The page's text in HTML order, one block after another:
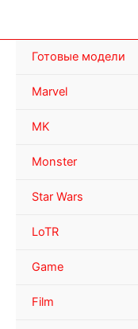
Готовые модели
Marvel
MK
Monster
Star Wars
LoTR
Game
Film